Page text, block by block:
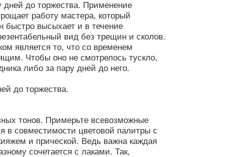
дней до торжества. Применение
работу мастера, который
высыхает и в течение
вид без трещин и сколов.
является то, что со временем
Чтобы оно не смотрелось тускло,
либо за пару дней до него.
тонов. Примерьте всевозможные
в совместимости цветовой палитры с
и прической. Ведь важна каждая
сочетается с лаками. Так,